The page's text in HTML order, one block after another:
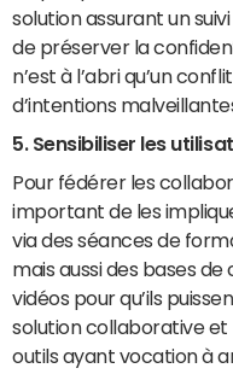
solution assurant un
de préserver la
n’est à l’abri qu’un
d’intentions
5. Sensibiliser les
Pour fédérer les
important de les
via des séances de
mais aussi des bases
vidéos pour qu’ils
solution collaborative et
outils ayant vocation à